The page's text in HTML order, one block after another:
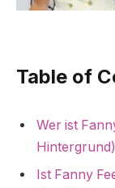
Table of
Wer ist
Hintergrund)
Ist Fanny